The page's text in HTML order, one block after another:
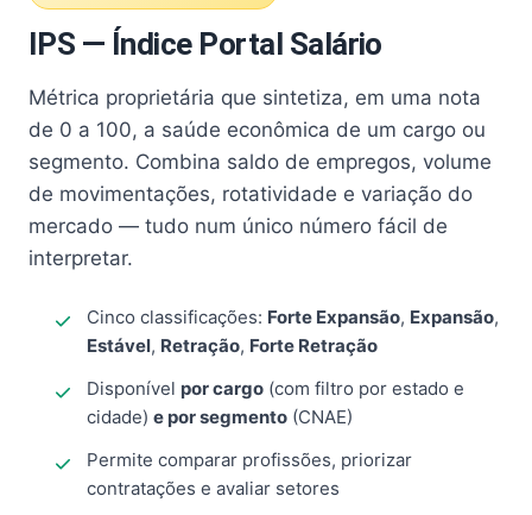
IPS — Índice Portal Salário
Métrica proprietária que sintetiza, em uma nota
de 0 a 100, a saúde econômica de um cargo ou
segmento. Combina saldo de empregos, volume
de movimentações, rotatividade e variação do
mercado — tudo num único número fácil de
interpretar.
Cinco classificações: Forte Expansão, Expansão,
Estável, Retração, Forte Retração
Disponível por cargo (com filtro por estado e
cidade) e por segmento (CNAE)
Permite comparar profissões, priorizar
contratações e avaliar setores